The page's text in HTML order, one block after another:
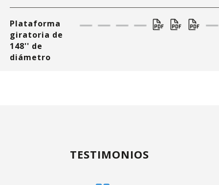
Plataforma
giratoria de
148'' de
diámetro
TESTIMONIOS